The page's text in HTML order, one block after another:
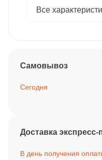
Все
Самовывоз
Сегодня
Доставка экспресс-
В день получения